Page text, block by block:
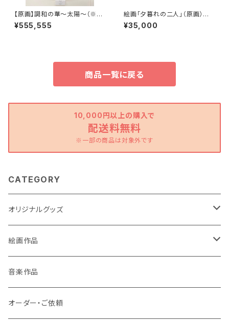
【原画】調和の華〜太陽〜（※特
別記念作品の為、価格及び販売
条件調整中）
¥555,555
絵画「夕暮れの二人」（原画）サ
イズ：SM号（横227×縦158㎜）
¥35,000
商品一覧に戻る
10,000円以上の購入で
配送料無料
※一部の商品は対象外です
CATEGORY
オリジナルグッズ
ポストカード
缶バッチ
ストラップ
絵画作品
原画作品
風景画
複製画作品
音楽作品
オーダー・ご依頼